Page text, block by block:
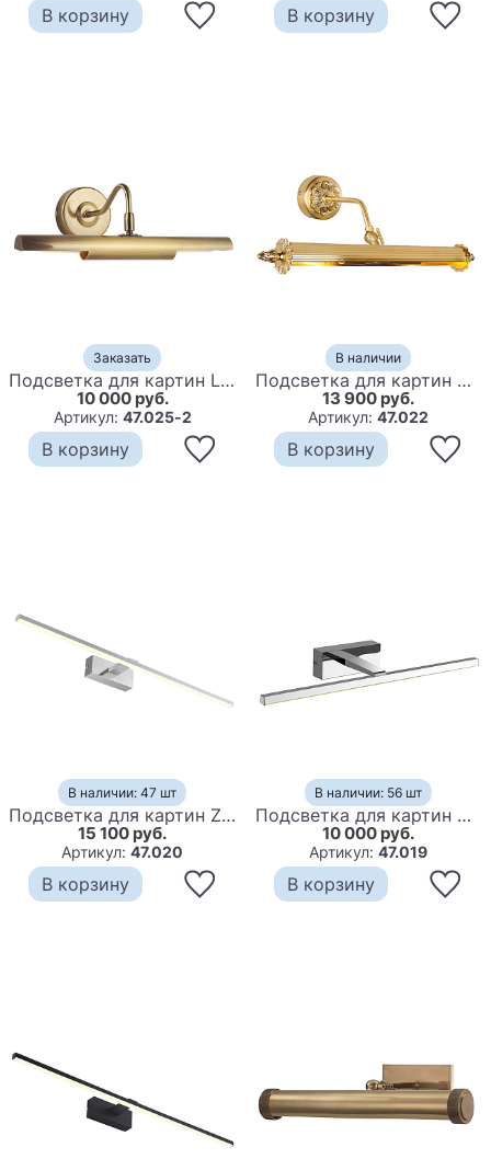
В корзину В корзину
Заказать
Подсветка для картин Lachezis Backlight bronze
10 000 руб.
Артикул: 47.025-2
В корзину
В наличии
Подсветка для картин Claudia backlight
13 900 руб.
Артикул:47.022
В корзину
В наличии: 47 шт
Подсветка для картин Zidoni backlight
15 100 руб.
Артикул:47.020
В корзину
В наличии: 56 шт
Подсветка для картин Mirror backlight
10 000 руб.
Артикул:47.019
В корзину